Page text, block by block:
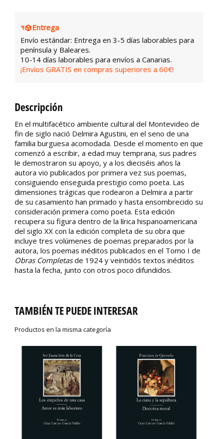
Entrega
Envío estándar: Entrega en 3-5 días laborables para
península y Baleares.
10-14 días laborables para envíos a Canarias.
¡Envíos GRATIS en compras superiores a 60€!
Descripción
En el multifacético ambiente cultural del Montevideo de
fin de siglo nació Delmira Agustini, en el seno de una
familia burguesa acomodada. Desde el momento en que
comenzó a escribir, a edad muy temprana, sus padres
le demostraron su apoyo, y a los dieciséis años la
autora vio publicados por primera vez sus poemas,
consiguiendo enseguida prestigio como poeta. Las
dimensiones trágicas que rodearon a Delmira a partir
de su casamiento han primado y hasta ensombrecido su
consideración primera como poeta. Esta edición
recupera su figura dentro de la lírica hispanoamericana
del siglo XX con la edición completa de su obra que
incluye tres volúmenes de poemas preparados por la
autora, los poemas inéditos publicados en el Tomo I de
Obras Completasde 1924 y veintidós textos inéditos
hasta la fecha, junto con otros poco difundidos.
TAMBIÉN TE PUEDE INTERESAR
Productos en la misma categoría